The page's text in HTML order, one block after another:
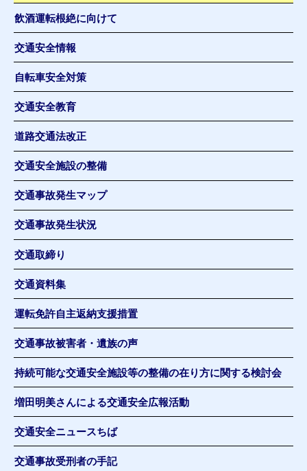
飲酒運転根絶に向けて
交通安全情報
自転車安全対策
交通安全教育
道路交通法改正
交通安全施設の整備
交通事故発生マップ
交通事故発生状況
交通取締り
交通資料集
運転免許自主返納支援措置
交通事故被害者・遺族の声
持続可能な交通安全施設等の整備の在り方に関する検討会
増田明美さんによる交通安全広報活動
交通安全ニュースちば
交通事故受刑者の手記